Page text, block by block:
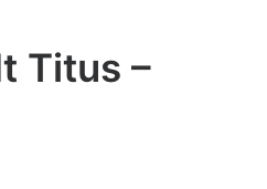
Titus –